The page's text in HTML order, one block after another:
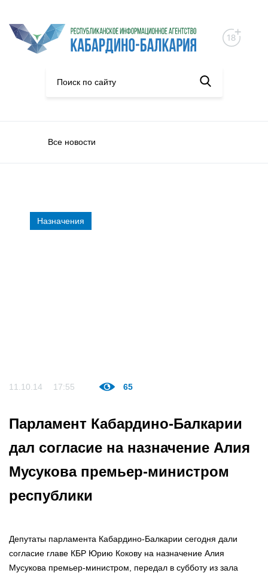
Все новости
Назначения
11.10.14 17:55 65
Парламент Кабардино-Балкарии
дал согласие на назначение Алия
Мусукова премьер-министром
республики
Депутаты парламента Кабардино-Балкарии сегодня дали
согласие главе КБР Юрию Кокову на назначение Алия
Мусукова премьер-министром, передал в субботу из зала